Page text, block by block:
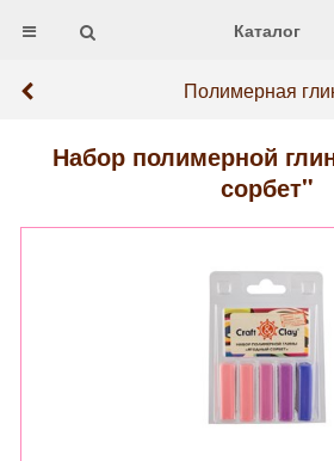
Каталог
Полимерная
Набор полимерной
сорбет"